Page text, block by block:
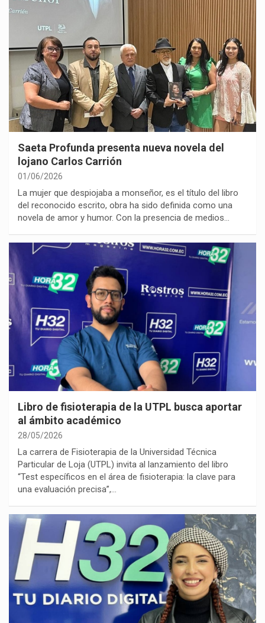
Saeta Profunda presenta nueva novela del
lojano Carlos Carrión
01/06/2026
La mujer que despiojaba a monseñor, es el título del libro
del reconocido escrito, obra ha sido definida como una
novela de amor y humor. Con la presencia de medios…
Libro de fisioterapia de la UTPL busca aportar
al ámbito académico
28/05/2026
La carrera de Fisioterapia de la Universidad Técnica
Particular de Loja (UTPL) invita al lanzamiento del libro
“Test específicos en el área de fisioterapia: la clave para
una evaluación precisa”,…